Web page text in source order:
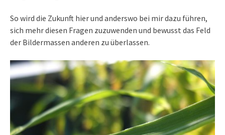
So wird die Zukunft hier und anderswo bei mir dazu führen,
sich mehr diesen Fragen zuzuwenden und bewusst das Feld
der Bildermassen anderen zu überlassen.